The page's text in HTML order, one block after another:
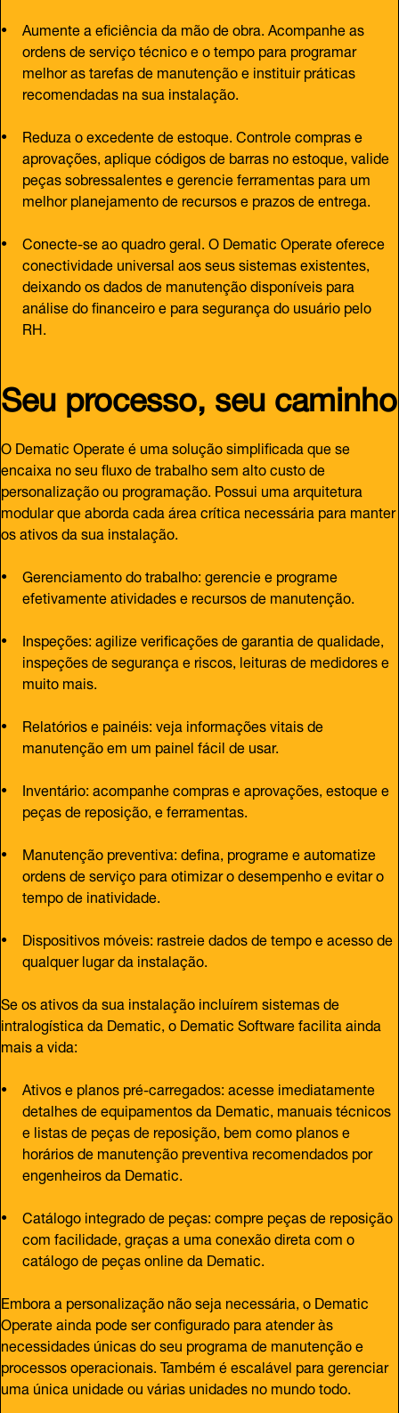
Aumente a eficiência da mão de obra. Acompanhe as
ordens de serviço técnico e o tempo para programar
melhor as tarefas de manutenção e instituir práticas
recomendadas na sua instalação.
Reduza o excedente de estoque. Controle compras e
aprovações, aplique códigos de barras no estoque, valide
peças sobressalentes e gerencie ferramentas para um
melhor planejamento de recursos e prazos de entrega.
Conecte-se ao quadro geral. O Dematic Operate oferece
conectividade universal aos seus sistemas existentes,
deixando os dados de manutenção disponíveis para
análise do financeiro e para segurança do usuário pelo
RH.
Seu processo, seu caminho
O Dematic Operate é uma solução simplificada que se
encaixa no seu fluxo de trabalho sem alto custo de
personalização ou programação. Possui uma arquitetura
modular que aborda cada área crítica necessária para manter
os ativos da sua instalação.
Gerenciamento do trabalho: gerencie e programe
efetivamente atividades e recursos de manutenção.
Inspeções: agilize verificações de garantia de qualidade,
inspeções de segurança e riscos, leituras de medidores e
muito mais.
Relatórios e painéis: veja informações vitais de
manutenção em um painel fácil de usar.
Inventário: acompanhe compras e aprovações, estoque e
peças de reposição, e ferramentas.
Manutenção preventiva: defina, programe e automatize
ordens de serviço para otimizar o desempenho e evitar o
tempo de inatividade.
Dispositivos móveis: rastreie dados de tempo e acesso de
qualquer lugar da instalação.
Se os ativos da sua instalação incluírem sistemas de
intralogística da Dematic, o Dematic Software facilita ainda
mais a vida:
Ativos e planos pré-carregados: acesse imediatamente
detalhes de equipamentos da Dematic, manuais técnicos
e listas de peças de reposição, bem como planos e
horários de manutenção preventiva recomendados por
engenheiros da Dematic.
Catálogo integrado de peças: compre peças de reposição
com facilidade, graças a uma conexão direta com o
catálogo de peças online da Dematic.
Embora a personalização não seja necessária, o Dematic
Operate ainda pode ser configurado para atender às
necessidades únicas do seu programa de manutenção e
processos operacionais. Também é escalável para gerenciar
uma única unidade ou várias unidades no mundo todo.